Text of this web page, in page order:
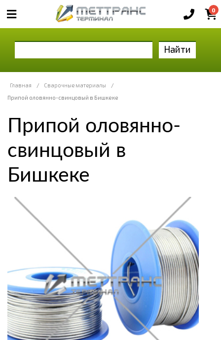
0
Найти
Главная / Сварочные материалы
/
Припой оловянно-свинцовый в Бишкеке
Припой оловянно-
свинцовый в
Бишкеке